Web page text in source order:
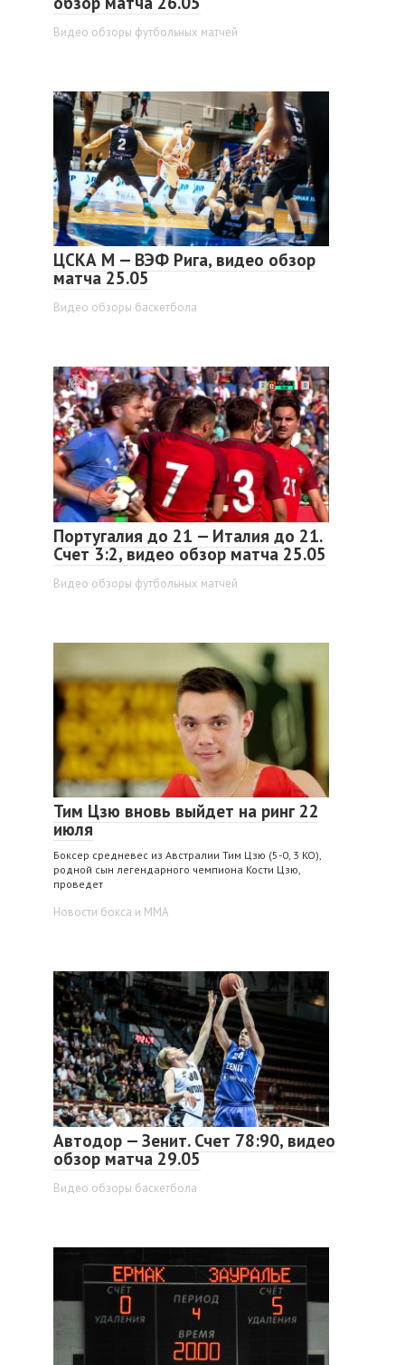
Видео обзоры футбольных матчей
ЦСКА М — ВЭФ Рига, видео обзор
матча 25.05
Видео обзоры баскетбола
Португалия до 21 — Италия до 21.
Счет 3:2, видео обзор матча 25.05
Видео обзоры футбольных матчей
Тим Цзю вновь выйдет на ринг 22
июля
Боксер средневес из Австралии Тим Цзю (5-0, 3 KO),
родной сын легендарного чемпиона Кости Цзю,
проведет
Новости бокса и ММА
Автодор — Зенит. Счет 78:90, видео
обзор матча 29.05
Видео обзоры баскетбола